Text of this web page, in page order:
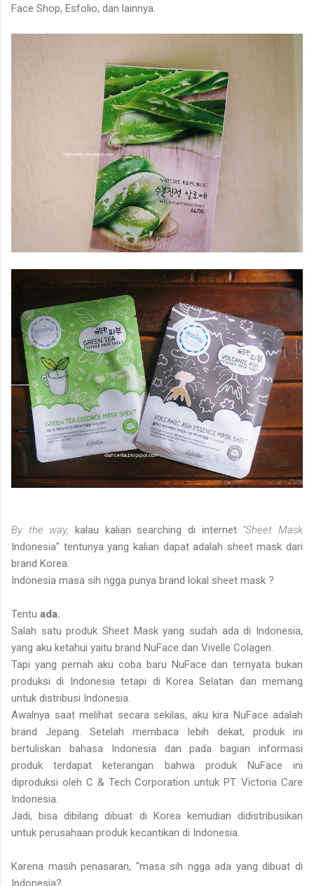
Face Shop, Esfolio, dan lainnya.
By the way, kalau kalian searching di internet "Sheet Mask
Indonesia" tentunya yang kalian dapat adalah sheet mask dari
brand Korea.
Indonesia masa sih ngga punya brand lokal sheet mask ?
Tentu ada.
Salah satu produk Sheet Mask yang sudah ada di Indonesia,
yang aku ketahui yaitu brand NuFace dan Vivelle Colagen.
Tapi yang pernah aku coba baru NuFace dan ternyata bukan
produksi di Indonesia tetapi di Korea Selatan dan memang
untuk distribusi Indonesia.
Awalnya saat melihat secara sekilas, aku kira NuFace adalah
brand Jepang. Setelah membaca lebih dekat, produk ini
bertuliskan bahasa Indonesia dan pada bagian informasi
produk terdapat keterangan bahwa produk NuFace ini
diproduksi oleh C & Tech Corporation untuk PT. Victoria Care
Indonesia.
Jadi, bisa dibilang dibuat di Korea kemudian didistribusikan
untuk perusahaan produk kecantikan di Indonesia.
Karena masih penasaran, "masa sih ngga ada yang dibuat di
Indonesia?